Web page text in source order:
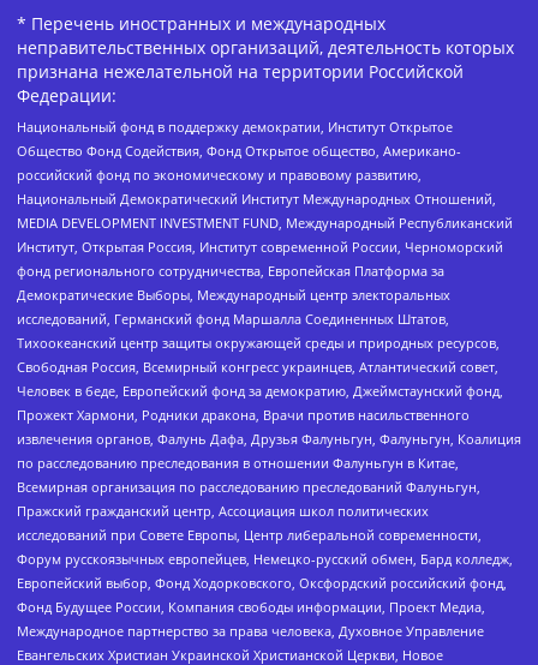
* Перечень иностранных и международных
неправительственных организаций, деятельность которых
признана нежелательной на территории Российской
Федерации:
Национальный фонд в поддержку демократии, Институт Открытое
Общество Фонд Содействия, Фонд Открытое общество, Американо-
российский фонд по экономическому и правовому развитию,
Национальный Демократический Институт Международных Отношений,
MEDIA DEVELOPMENT INVESTMENT FUND, Международный Республиканский
Институт, Открытая Россия, Институт современной России, Черноморский
фонд регионального сотрудничества, Европейская Платформа за
Демократические Выборы, Международный центр электоральных
исследований, Германский фонд Маршалла Соединенных Штатов,
Тихоокеанский центр защиты окружающей среды и природных ресурсов,
Свободная Россия, Всемирный конгресс украинцев, Атлантический совет,
Человек в беде, Европейский фонд за демократию, Джеймстаунский фонд,
Прожект Хармони, Родники дракона, Врачи против насильственного
извлечения органов, Фалунь Дафа, Друзья Фалуньгун, Фалуньгун, Коалиция
по расследованию преследования в отношении Фалуньгун в Китае,
Всемирная организация по расследованию преследований Фалуньгун,
Пражский гражданский центр, Ассоциация школ политических
исследований при Совете Европы, Центр либеральной современности,
Форум русскоязычных европейцев, Немецко-русский обмен, Бард колледж,
Европейский выбор, Фонд Ходорковского, Оксфордский российский фонд,
Фонд Будущее России, Компания свободы информации, Проект Медиа,
Международное партнерство за права человека, Духовное Управление
Евангельских Христиан Украинской Христианской Церкви, Новое